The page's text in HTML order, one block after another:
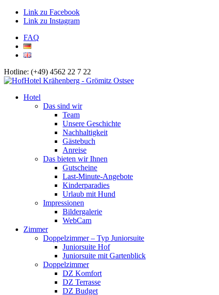
Link zu Facebook
Link zu Instagram
FAQ
Hotline: (+49) 4562 22 7 22
Hotel
Das sind wir
Team
Unsere Geschichte
Nachhaltigkeit
Gästebuch
Anreise
Das bieten wir Ihnen
Gutscheine
Last-Minute-Angebote
Kinderparadies
Urlaub mit Hund
Impressionen
Bildergalerie
WebCam
Zimmer
Doppelzimmer – Typ Juniorsuite
Juniorsuite Hof
Juniorsuite mit Gartenblick
Doppelzimmer
DZ Komfort
DZ Terrasse
DZ Budget